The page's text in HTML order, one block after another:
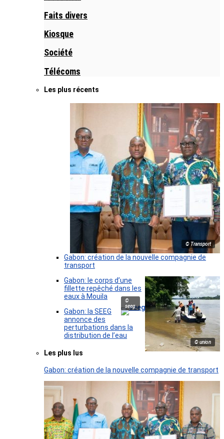
Faits divers
Kiosque
Société
Télécoms
Les plus récents
© Transport
Gabon: création de la nouvelle compagnie de
transport
© union
Gabon: le corps d’une
fillette repêché dans les
eaux à Mouila
©
seeg
Gabon: la SEEG
annonce des
perturbations dans la
distribution de l’eau
Les plus lus
Gabon: création de la nouvelle compagnie de transport